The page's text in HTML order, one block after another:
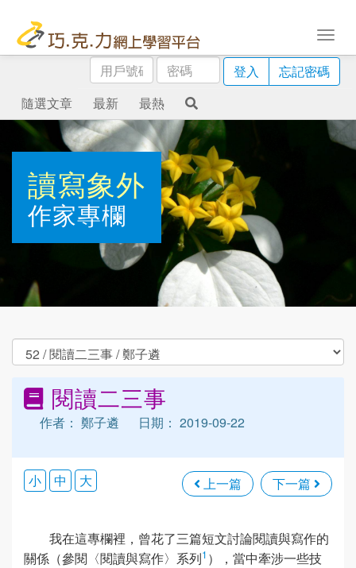
用
戶
號
碼
密
碼
登入
忘記密碼
隨選文章
最新 最熱
讀寫象外
作家專欄
閱讀二三事
作者： 鄭子遴 日期： 2019-09-22
上一篇 下一篇
小 中 大
我在這專欄裡，曾花了三篇短文討論閱讀與寫作的
關係（參閱〈閱讀與寫作〉系列1 ），當中牽涉一些技